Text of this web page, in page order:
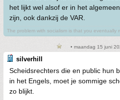
het lijkt wel alsof er in het
zijn, ook dankzij de VAR.
The problem with socialism is that you eventually
• maandag 15 juni
silverhill
Scheidsrechters die en public hun
in het Engels, moet je sommige
zo blijkt.